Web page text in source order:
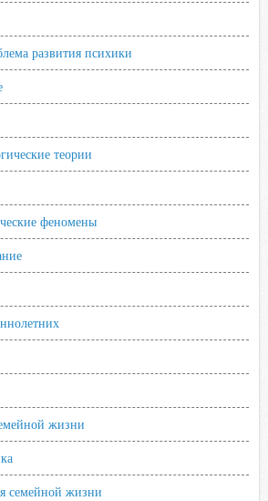
i
k
развития психики
теории
феномены
жизни
семейной жизни